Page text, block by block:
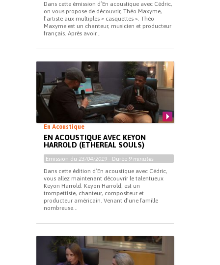
Dans cette émission d’En acoustique avec Cédric,
on vous propose de découvrir, Théo Maxyme,
l’artiste aux multiples « casquettes ». Théo
Maxyme est un chanteur, musicien et producteur
français. Après avoir...
En Acoustique
EN ACOUSTIQUE AVEC KEYON
HARROLD (ETHEREAL SOULS)
Emission du 23/04/2019 - Durée 9 minutes
Dans cette édition d’En acoustique avec Cédric,
vous allez maintenant découvrir le talentueux
Keyon Harrold. Keyon Harrold, est un
trompettiste, chanteur, compositeur et
producteur américain. Venant d’une famille
nombreuse...